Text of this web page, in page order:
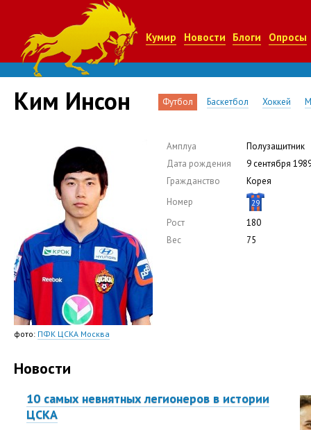
Кумир Новости Блоги Опросы
Ким Инсон Футбол Баскетбол Хоккей
фото: ПФК ЦСКА Москва
Амплуа
Полузащитник
Дата рождения
9 сентября
Гражданство
Корея
Номер
29
Рост
180
Вес
75
Новости
10 самых невнятных легионеров в истории
ЦСКА